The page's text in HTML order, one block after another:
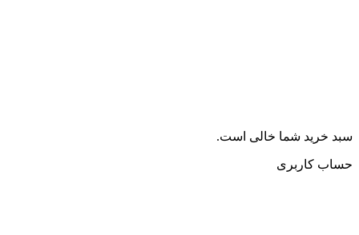
سبد خرید شما خالی است.
حساب کاربری